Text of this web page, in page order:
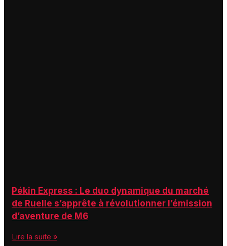
Pékin Express : Le duo dynamique du marché
de Ruelle s’apprête à révolutionner l’émission
d’aventure de M6
Lire la suite »